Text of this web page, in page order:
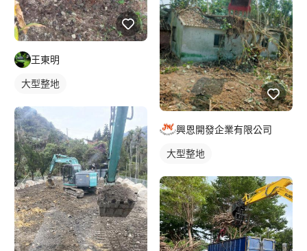
王東明
大型整地
興恩開發企業有限公司
大型整地